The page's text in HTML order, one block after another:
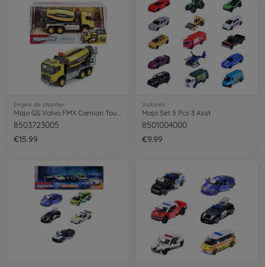
Engins de chantier
8503723005
€15.99
Voitures
Majo Set 5 Pcs 3 Asst
8501004000
€9.99